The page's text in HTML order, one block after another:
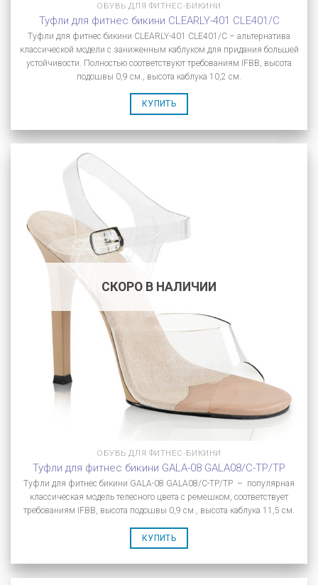
ОБУВЬ ДЛЯ ФИТНЕС-БИКИНИ
Туфли для фитнес бикини CLEARLY-401 CLE401/C
Туфли для фитнес бикини CLEARLY-401 CLE401/C – альтернатива
классической модели с заниженным каблуком для придания большей
устойчивости. Полностью соответствуют требованиям IFBB, высота
подошвы 0,9 см., высота каблука 10,2 см.
КУПИТЬ
СКОРО В НАЛИЧИИ
ОБУВЬ ДЛЯ ФИТНЕС-БИКИНИ
Туфли для фитнес бикини GALA-08 GALA08/C-TP/TP
Туфли для фитнес бикини GALA-08 GALA08/C-TP/TP – популярная
классическая модель телесного цвета с ремешком, соответствует
требованиям IFBB, высота подошвы 0,9 см., высота каблука 11,5 см.
КУПИТЬ